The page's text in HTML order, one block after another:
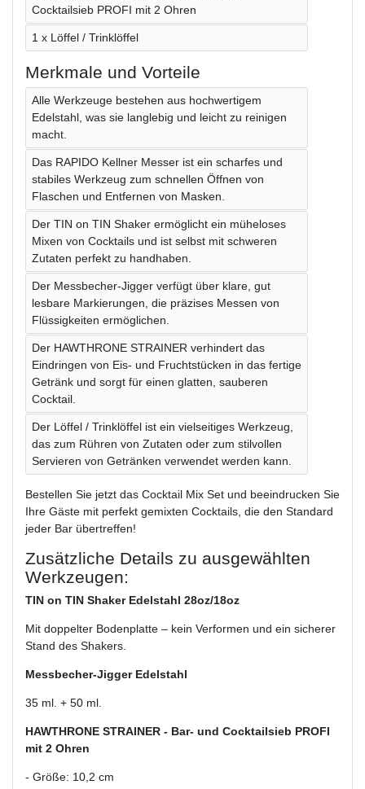
Cocktailsieb PROFI mit 2 Ohren
1 x Löffel / Trinklöffel
Merkmale und Vorteile
Alle Werkzeuge bestehen aus hochwertigem
Edelstahl, was sie langlebig und leicht zu reinigen
macht.
Das RAPIDO Kellner Messer ist ein scharfes und
stabiles Werkzeug zum schnellen Öffnen von
Flaschen und Entfernen von Masken.
Der TIN on TIN Shaker ermöglicht ein müheloses
Mixen von Cocktails und ist selbst mit schweren
Zutaten perfekt zu handhaben.
Der Messbecher-Jigger verfügt über klare, gut
lesbare Markierungen, die präzises Messen von
Flüssigkeiten ermöglichen.
Der HAWTHRONE STRAINER verhindert das
Eindringen von Eis- und Fruchtstücken in das fertige
Getränk und sorgt für einen glatten, sauberen
Cocktail.
Der Löffel / Trinklöffel ist ein vielseitiges Werkzeug,
das zum Rühren von Zutaten oder zum stilvollen
Servieren von Getränken verwendet werden kann.
Bestellen Sie jetzt das Cocktail Mix Set und beeindrucken Sie
Ihre Gäste mit perfekt gemixten Cocktails, die den Standard
jeder Bar übertreffen!
Zusätzliche Details zu ausgewählten
Werkzeugen:
TIN on TIN Shaker Edelstahl 28oz/18oz
Mit doppelter Bodenplatte – kein Verformen und ein sicherer
Stand des Shakers.
Messbecher-Jigger Edelstahl
35 ml. + 50 ml.
HAWTHRONE STRAINER - Bar- und Cocktailsieb PROFI
mit 2 Ohren
- Größe: 10,2 cm